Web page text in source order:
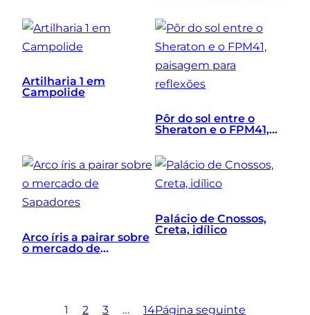
Artilharia 1 em
Campolide
Pôr do sol entre o
Sheraton e o FPM41,
Arco íris a pairar sobre
o mercado de
Palácio de Cnossos,
Creta, idílico
1 2 3 … 14Página seguinte